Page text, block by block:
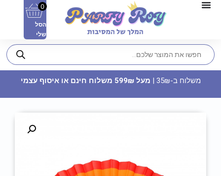
0
הסל
שלי
משלוח ב-35₪ | מעל 599₪ משלוח חינם או איסוף עצמי